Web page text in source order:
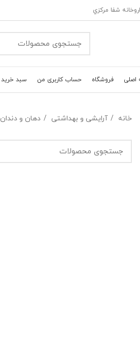
فروشگاه حساب کاربری من سبد خرید
خانه آرایشی و بهداشتی دهان و دندان